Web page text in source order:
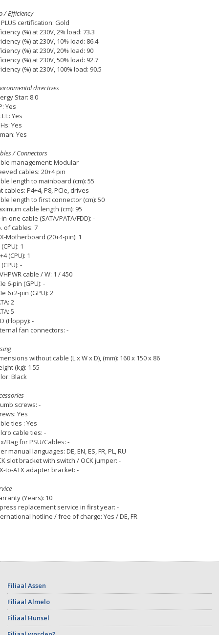
/ Efficiency
PLUS certification: Gold
(%) at 230V, 2% load: 73.3
(%) at 230V, 10% load: 86.4
(%) at 230V, 20% load: 90
(%) at 230V, 50% load: 92.7
(%) at 230V, 100% load: 90.5
directives
Star: 8.0
Yes
Yes
Yes
Yes
/ Connectors
management: Modular
cables: 20+4 pin
length to mainboard (cm): 55
cables: P4+4, P8, PCIe, drives
length to first connector (cm): 50
cable length (cm): 95
in-one cable (SATA/PATA/FDD): -
of cables: 7
Motherboard (20+4-pin): 1
1
(CPU): 1
-
cable / W: 1 / 450
6-pin (GPU): -
6+2-pin (GPU): 2
2
5
(Floppy): -
fan connectors: -
without cable (L x W x D), (mm): 160 x 150 x 86
(kg): 1.55
Black
screws: -
Yes
ties : Yes
cable ties: -
Bag for PSU/Cables: -
manual languages: DE, EN, ES, FR, PL, RU
slot bracket with switch / OCK jumper: -
to-ATX adapter bracket: -
(Years): 10
replacement service in first year: -
hotline / free of charge: Yes / DE, FR
Filiaal Assen
Filiaal Almelo
Filiaal Hunsel